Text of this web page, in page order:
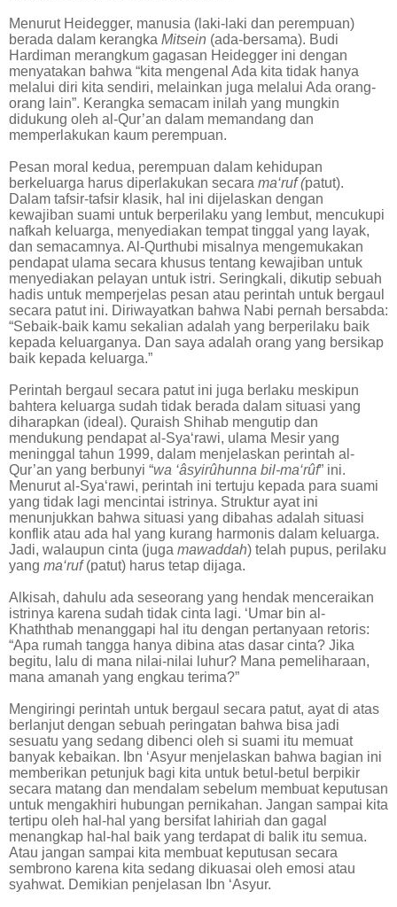
Menurut Heidegger, manusia (laki-laki dan perempuan)
berada dalam kerangka Mitsein (ada-bersama). Budi
Hardiman merangkum gagasan Heidegger ini dengan
menyatakan bahwa “kita mengenal Ada kita tidak hanya
melalui diri kita sendiri, melainkan juga melalui Ada orang-
orang lain”. Kerangka semacam inilah yang mungkin
didukung oleh al-Qur’an dalam memandang dan
memperlakukan kaum perempuan.
Pesan moral kedua, perempuan dalam kehidupan
berkeluarga harus diperlakukan secara ma‘ruf (patut).
Dalam tafsir-tafsir klasik, hal ini dijelaskan dengan
kewajiban suami untuk berperilaku yang lembut, mencukupi
nafkah keluarga, menyediakan tempat tinggal yang layak,
dan semacamnya. Al-Qurthubi misalnya mengemukakan
pendapat ulama secara khusus tentang kewajiban untuk
menyediakan pelayan untuk istri. Seringkali, dikutip sebuah
hadis untuk memperjelas pesan atau perintah untuk bergaul
secara patut ini. Diriwayatkan bahwa Nabi pernah bersabda:
“Sebaik-baik kamu sekalian adalah yang berperilaku baik
kepada keluarganya. Dan saya adalah orang yang bersikap
baik kepada keluarga.”
Perintah bergaul secara patut ini juga berlaku meskipun
bahtera keluarga sudah tidak berada dalam situasi yang
diharapkan (ideal). Quraish Shihab mengutip dan
mendukung pendapat al-Sya‘rawi, ulama Mesir yang
meninggal tahun 1999, dalam menjelaskan perintah al-
Qur’an yang berbunyi “wa ‘âsyirûhunna bil-ma‘rûf” ini.
Menurut al-Sya‘rawi, perintah ini tertuju kepada para suami
yang tidak lagi mencintai istrinya. Struktur ayat ini
menunjukkan bahwa situasi yang dibahas adalah situasi
konflik atau ada hal yang kurang harmonis dalam keluarga.
Jadi, walaupun cinta (juga mawaddah) telah pupus, perilaku
yang ma‘ruf(patut) harus tetap dijaga.
Alkisah, dahulu ada seseorang yang hendak menceraikan
istrinya karena sudah tidak cinta lagi. ‘Umar bin al-
Khaththab menanggapi hal itu dengan pertanyaan retoris:
“Apa rumah tangga hanya dibina atas dasar cinta? Jika
begitu, lalu di mana nilai-nilai luhur? Mana pemeliharaan,
mana amanah yang engkau terima?”
Mengiringi perintah untuk bergaul secara patut, ayat di atas
berlanjut dengan sebuah peringatan bahwa bisa jadi
sesuatu yang sedang dibenci oleh si suami itu memuat
banyak kebaikan. Ibn ‘Asyur menjelaskan bahwa bagian ini
memberikan petunjuk bagi kita untuk betul-betul berpikir
secara matang dan mendalam sebelum membuat keputusan
untuk mengakhiri hubungan pernikahan. Jangan sampai kita
tertipu oleh hal-hal yang bersifat lahiriah dan gagal
menangkap hal-hal baik yang terdapat di balik itu semua.
Atau jangan sampai kita membuat keputusan secara
sembrono karena kita sedang dikuasai oleh emosi atau
syahwat. Demikian penjelasan Ibn ‘Asyur.